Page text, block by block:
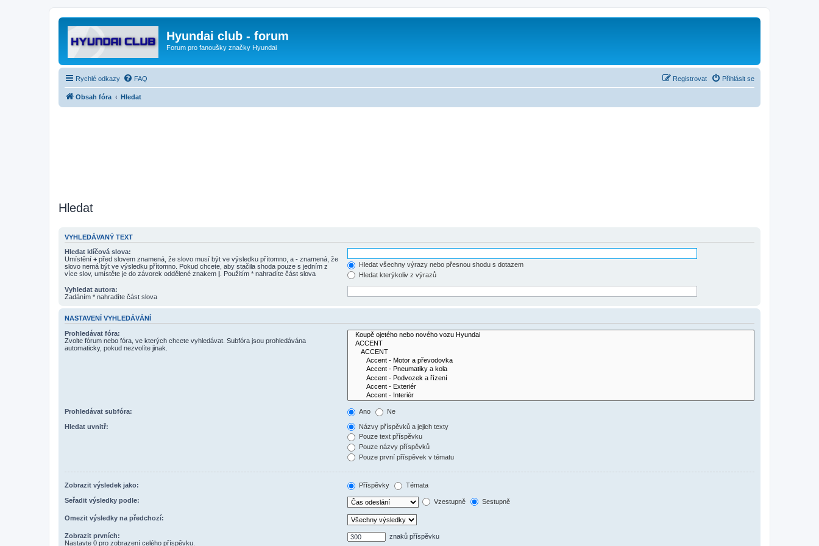
Hyundai club - forum
Forum pro fanoušky značky Hyundai
Rychlé odkazy FAQ Přihlásit se
Registrovat
Obsah fóra Hledat
Hledat
VYHLEDÁVANÝ TEXT
Hledat klíčová slova:
Umístění + před slovem znamená, že slovo musí být ve výsledku přítomno, a - znamená, že
slovo nemá být ve výsledku přítomno. Pokud chcete, aby stačila shoda pouze s jedním z
více slov, umístěte je do závorek oddělené znakem | . Použitím * nahradíte část slova
Hledat všechny výrazy nebo přesnou shodu s dotazem
Hledat kterýkoliv z výrazů
Vyhledat autora:
Zadáním * nahradíte část slova
NASTAVENÍ VYHLEDÁVÁNÍ
Prohledávat fóra:
Zvolte fórum nebo fóra, ve kterých chcete vyhledávat. Subfóra jsou prohledávána
automaticky, pokud nezvolíte jinak.
Prohledávat subfóra: Ano Ne
Hledat uvnitř:
Názvy příspěvků a jejich texty
Pouze text příspěvku
Pouze názvy příspěvků
Pouze první příspěvek v tématu
Zobrazit výsledek jako: Příspěvky Témata
Seřadit výsledky podle: Vzestupně Sestupně
Omezit výsledky na předchozí:
Zobrazit prvních:
Nastavte 0 pro zobrazení celého příspěvku.
znaků příspěvku